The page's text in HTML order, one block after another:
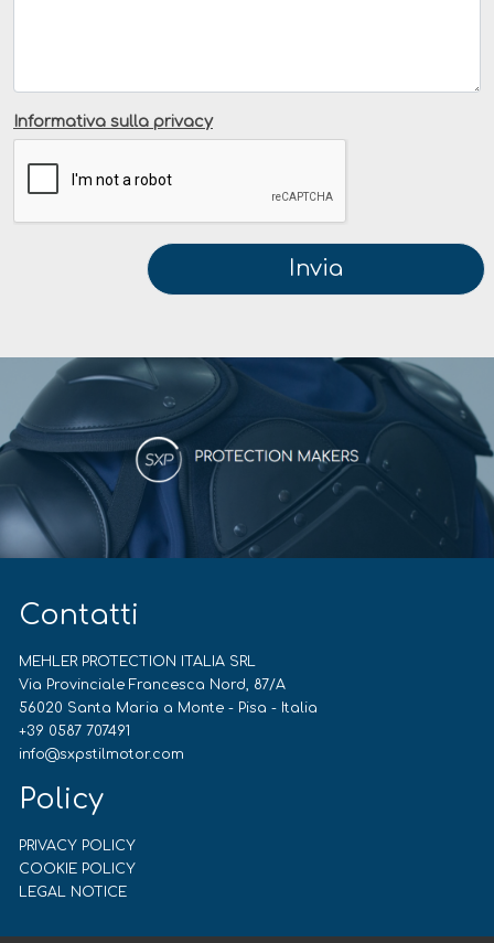
Informativa sulla privacy
Invia
Contatti
MEHLER PROTECTION ITALIA SRL
Via Provinciale Francesca Nord, 87/A
56020 Santa Maria a Monte - Pisa - Italia
+39 0587 707491
info@sxpstilmotor.com
Policy
PRIVACY POLICY
COOKIE POLICY
LEGAL NOTICE